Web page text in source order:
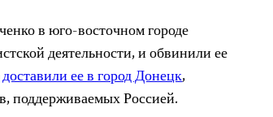
в юго-восточном городе
деятельности, и обвинили ее
доставили ее в город Донецк,
поддерживаемых Россией.